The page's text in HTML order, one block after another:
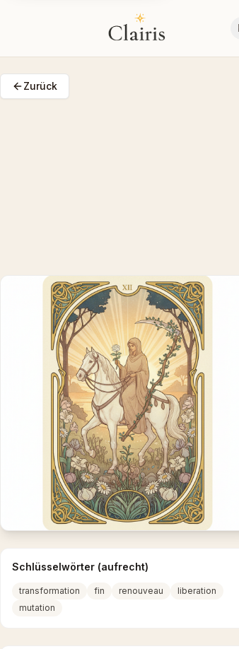
Zurück
Schlüsselwörter (aufrecht)
transformation fin renouveau
liberation
mutation